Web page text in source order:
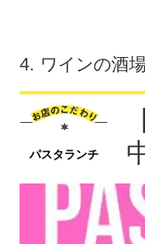
4. ワインの酒
パスタランチ